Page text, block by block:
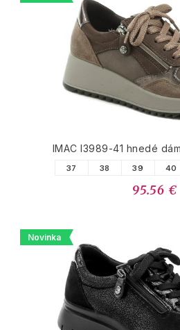
PODOBNÉ
IMAC I3989-41 hnedé
37 38 39 40
95.56 €
Novinka